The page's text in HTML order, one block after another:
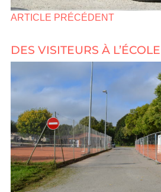
ARTICLE PRÉCÉDENT
DES VISITEURS À